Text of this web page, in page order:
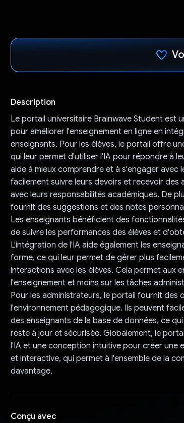
Description
Le portail universitaire Brainwave Student
pour améliorer l'enseignement en ligne en
enseignants. Pour les élèves, le portail offre
qui leur permet d'utiliser l'IA pour répondre à
aide à mieux comprendre et à s'engager avec
facilement suivre leurs devoirs et recevoir
avec leurs responsabilités académiques. De
fournit des suggestions et des notes
Les enseignants bénéficient des
de suivre les performances des élèves et
L'intégration de l'IA aide également les
forme, ce qui leur permet de gérer plus
interactions avec les élèves. Cela permet aux
l'enseignement et moins sur les tâches
Pour les administrateurs, le portail fournit
l'environnement pédagogique. Ils peuvent
des enseignants de la base de données, ce
reste à jour et sécurisée. Globalement, le
l'IA et une conception intuitive pour créer une
et interactive, qui permet à l'ensemble de la
davantage.
Conçu avec